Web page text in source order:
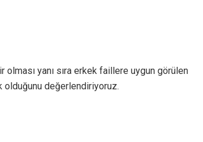
olması yanı sıra erkek faillere uygun görülen
olduğunu değerlendiriyoruz.